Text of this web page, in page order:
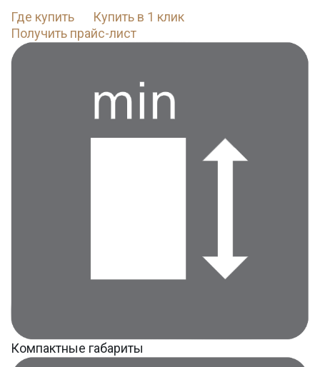
Где купить
Купить в 1 клик
Получить прайс-лист
Компактные габариты